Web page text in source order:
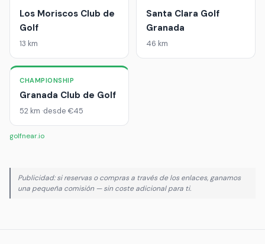
Los Moriscos Club de
Golf
13 km
Santa Clara Golf
Granada
46 km
CHAMPIONSHIP
Granada Club de Golf
52 km desde €45
golfnear.io
Publicidad: si reservas o compras a través de los enlaces, ganamos
una pequeña comisión — sin coste adicional para ti.